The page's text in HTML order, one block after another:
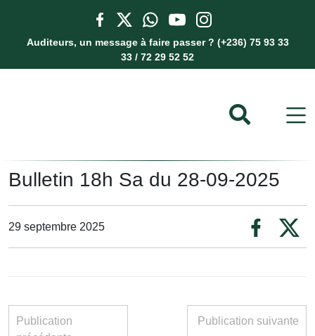
Auditeurs, un message à faire passer ? (+236) 75 93 33
33 / 72 29 52 52
Bulletin 18h Sa du 28-09-2025
29 septembre 2025
Publication
Publication suivante